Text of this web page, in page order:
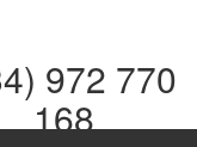
972 770
168